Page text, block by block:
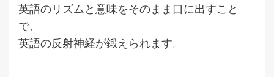
英語のリズムと意味をそのまま口に出すこと
で、
英語の反射神経が鍛えられます。